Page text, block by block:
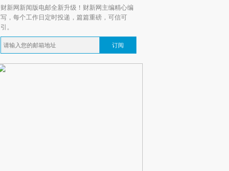
财新网新闻版电邮全新升级！财新网主编精心编
写，每个工作日定时投递，篇篇重磅，可信可
引。
订阅